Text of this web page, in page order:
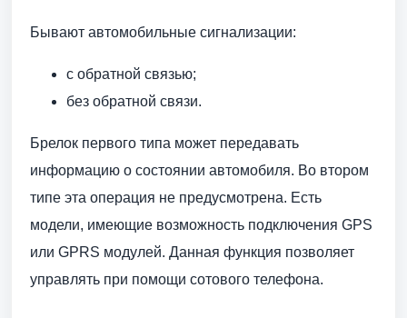
Бывают автомобильные сигнализации:
с обратной связью;
без обратной связи.
Брелок первого типа может передавать
информацию о состоянии автомобиля. Во втором
типе эта операция не предусмотрена. Есть
модели, имеющие возможность подключения GPS
или GPRS модулей. Данная функция позволяет
управлять при помощи сотового телефона.